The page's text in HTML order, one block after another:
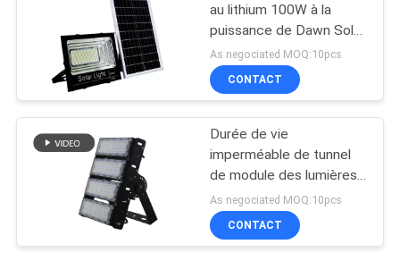
au lithium 100W à la
puissance de Dawn Solar
Motion Sensor High a
mené la lumière
d'inondation
As negociated MOQ:10pcs
CONTACT
Durée de vie
imperméable de tunnel
de module des lumières
d'inondation du stade
LED 200W 80000 heures
As negociated MOQ:10pcs
CONTACT